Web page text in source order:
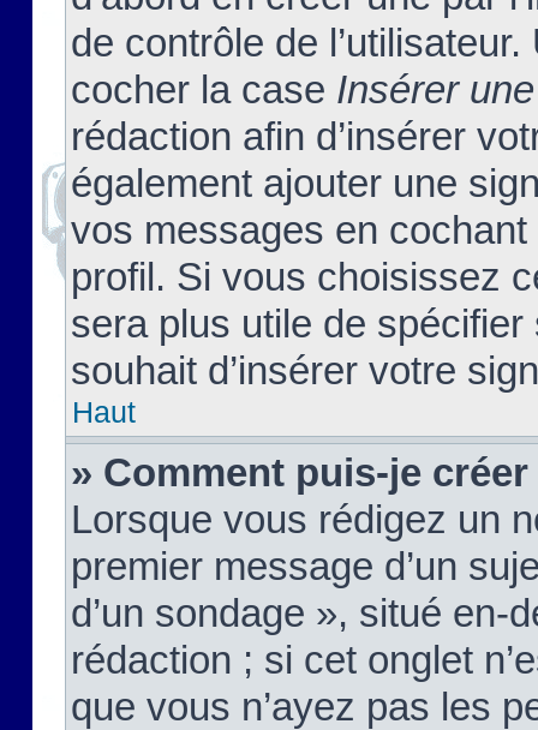
de contrôle de
cocher la case Insérer
rédaction afin d’insérer
également ajouter une
vos messages en
profil. Si vous choisissez
sera plus utile de
souhait d’insérer votre
Haut
» Comment puis-je
Lorsque vous rédigez un
premier message d’un
d’un sondage », situé en-
rédaction ; si cet onglet
que vous n’ayez pas les